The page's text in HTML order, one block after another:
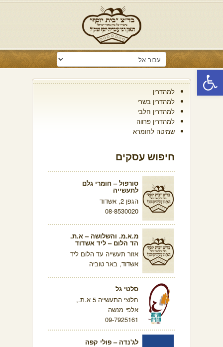
פתח סרגל נגישות
למהדרין
למהדרין בשרי
למהדרין חלבי
למהדרין פרווה
שמיטה לחומרא
חיפוש עסקים
סורפול – חומרי גלם
לתעשייה
הגפן 2, אשדוד
08-8530020
מ.א.מ. והשלושה – א.ת.
הד הלום – ליד אשדוד
אזור תעשייה עד הלום ליד
אשדוד, באר טוביה
סלטי גל
חלוצי התעשייה 5 א.ת.,
אלפי מנשה
09-7925161
לג'נדה – פולי קפה